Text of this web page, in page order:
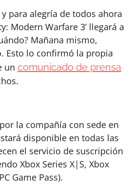
para alegría de todos ahora
Modern Warfare 3’ llegará a
Mañana mismo,
Esto lo confirmó la propia
un comunicado de prensa
la compañía con sede en
disponible en todas las
el servicio de suscripción
Xbox Series X|S, Xbox
Game Pass).